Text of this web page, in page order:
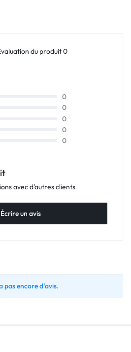
du produit 0
0
0
0
0
0
avec d'autres clients
Écrire un avis
pas encore d’avis.